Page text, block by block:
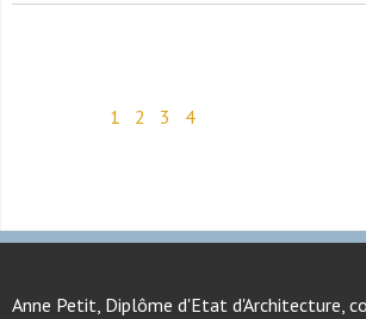
1 2 3 4
Anne Petit, Diplôme d'Etat d'Architecture,